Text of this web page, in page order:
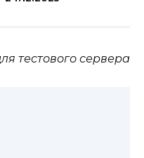
тестового сервера